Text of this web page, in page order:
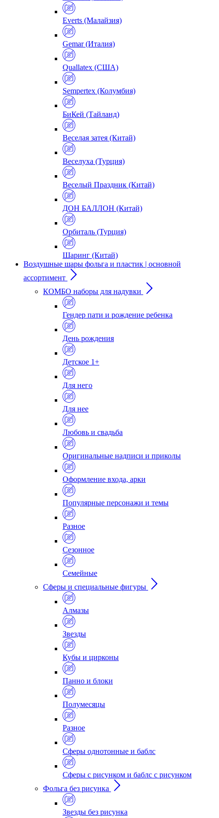
Everts (Малайзия)
Gemar (Италия)
Quallatex (США)
Sempertex (Колумбия)
БиКей (Тайланд)
Веселая затея (Китай)
Веселуха (Турция)
Веселый Праздник (Китай)
ДОН БАЛЛОН (Китай)
Орбиталь (Турция)
Шаринг (Китай)
Воздушные шары фольга и пластик | основной
ассортимент
КОМБО наборы для надувки
Гендер пати и рождение ребенка
День рождения
Детское 1+
Для него
Для нее
Любовь и свадьба
Оригинальные надписи и приколы
Оформление входа, арки
Популярные персонажи и темы
Разное
Сезонное
Семейные
Сферы и специальные фигуры
Алмазы
Звезды
Кубы и цирконы
Панно и блоки
Полумесяцы
Разное
Сферы однотонные и баблс
Сферы с рисунком и баблс с рисунком
Фольга без рисунка
Звезды без рисунка